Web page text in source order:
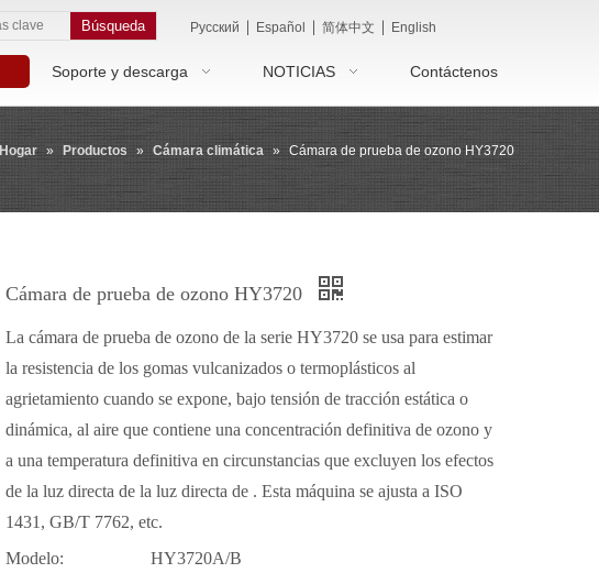
Búsqueda Pусский Español 简体中文 English
Soporte y descarga NOTICIAS Contáctenos
Hogar » Productos » Cámara climática » Cámara de prueba de ozono HY3720
Cámara de prueba de ozono HY3720
La cámara de prueba de ozono de la serie HY3720 se usa para estimar
la resistencia de los gomas vulcanizados o termoplásticos al
agrietamiento cuando se expone, bajo tensión de tracción estática o
dinámica, al aire que contiene una concentración definitiva de ozono y
a una temperatura definitiva en circunstancias que excluyen los efectos
de la luz directa de la luz directa de . Esta máquina se ajusta a ISO
1431, GB/T 7762, etc.
Modelo:
HY3720A/B